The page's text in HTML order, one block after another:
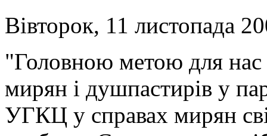
Вівторок, 11 листопада
"Головною метою для нас
мирян і душпастирів у
УГКЦ у справах мирян